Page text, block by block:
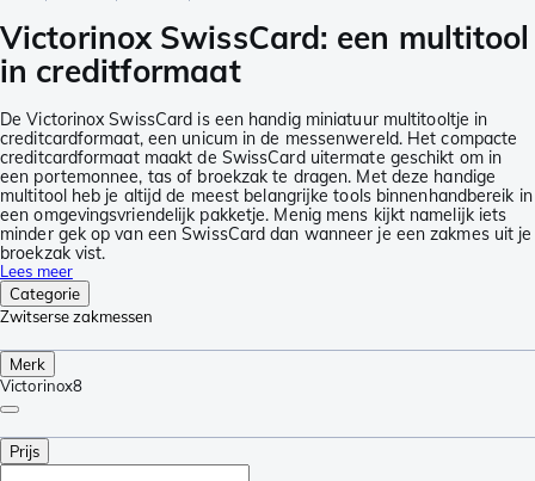
Victorinox SwissCard: een multitool
in creditformaat
De Victorinox SwissCard is een handig miniatuur multitooltje in
creditcardformaat, een unicum in de messenwereld. Het compacte
creditcardformaat maakt de SwissCard uitermate geschikt om in
een portemonnee, tas of broekzak te dragen. Met deze handige
multitool heb je altijd de meest belangrijke tools binnenhandbereik in
een omgevingsvriendelijk pakketje. Menig mens kijkt namelijk iets
minder gek op van een SwissCard dan wanneer je een zakmes uit je
broekzak vist.
Lees meer
Categorie
Zwitserse zakmessen
Merk
Victorinox8
Prijs